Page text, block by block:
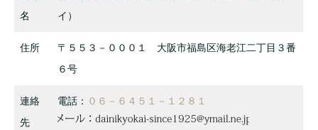
名
イ）
住所
〒５５３－０００１ 大阪市福島区海老江二丁目３番
６号
連絡
先
電話： ０６－６４５１－１２８１